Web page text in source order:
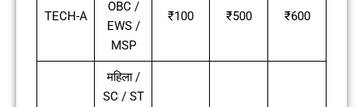
TECH-A
OBC /
EWS /
MSP
₹100 ₹500 ₹600
महिला /
SC / ST